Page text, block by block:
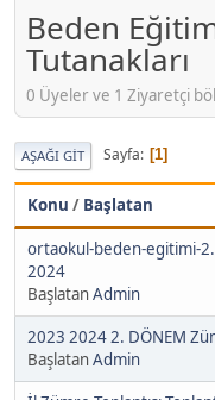
Beden
Tutanakları
0 Üyeler ve 1 Ziyaretçi
AŞAĞI GIT Sayfa 1
Konu / Başlatan
ortaokul-beden-egitimi-
2024
BaşlatanAdmin
2023 2024 2. DÖNEM
BaşlatanAdmin